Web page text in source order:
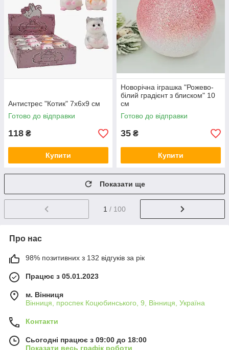
Антистрес "Котик" 7х6х9 см
Готово до відправки
118 ₴
Купити
Новорічна іграшка "Рожево-
білий градієнт з блиском" 10
см
Готово до відправки
35 ₴
Купити
Показати ще
1 / 100
Про нас
98% позитивних з 132 відгуків за рік
Працює з 05.01.2023
м. Вінниця
Вінниця, проспек Коцюбинського, 9, Вінниця, Україна
Контакти
Сьогодні працює з 09:00 до 18:00
Показати весь графік роботи